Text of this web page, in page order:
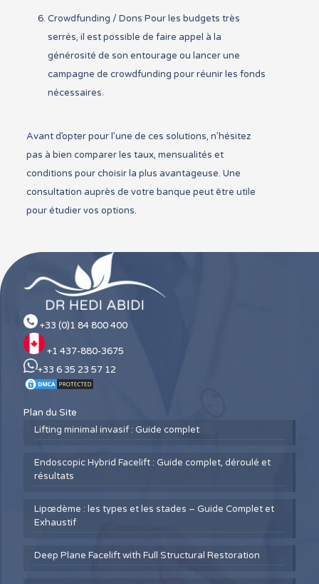
Crowdfunding / Dons Pour les budgets très
serrés, il est possible de faire appel à la
générosité de son entourage ou lancer une
campagne de crowdfunding pour réunir les fonds
nécessaires.
Avant d’opter pour l’une de ces solutions, n’hésitez
pas à bien comparer les taux, mensualités et
conditions pour choisir la plus avantageuse. Une
consultation auprès de votre banque peut être utile
pour étudier vos options.
+33 (0)1 84 800 400
+1 437-880-3675
+33 6 35 23 57 12
Plan du Site
Lifting minimal invasif : Guide complet
Endoscopic Hybrid Facelift : Guide complet, déroulé et
résultats
Lipœdème : les types et les stades – Guide Complet et
Exhaustif
Deep Plane Facelift with Full Structural Restoration